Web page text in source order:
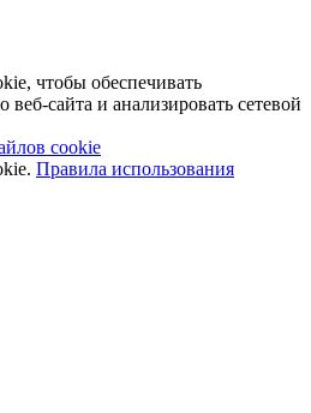
чтобы обеспечивать
сайта и анализировать сетевой
cookie
Правила использования